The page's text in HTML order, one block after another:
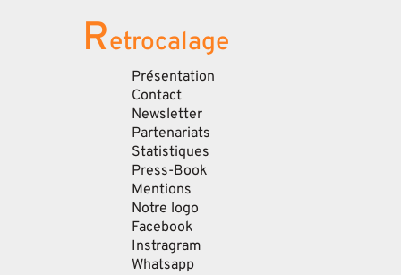
Retrocalage
Présentation
Contact
Newsletter
Partenariats
Statistiques
Press-Book
Mentions
Notre logo
Facebook
Instragram
Whatsapp